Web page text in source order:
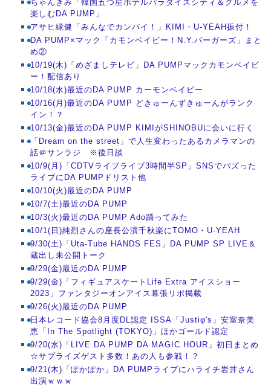
ちゃんきみ「韓国五つ星ホテルパラダイスシティ＆グルメを
楽しむDA PUMP」
アサヒ緑健「みんなでカンパイ！」KIMI・U-YEAH振付！
DA PUMP×マック「カモンベイビー！N.Y.バーガーズ」まと
め②
10/19(木)「めざましテレビ」DA PUMPマックカモンベイビ
ー！配信あり
10/18(水)最近のDA PUMP カーモンベイビー
10/16(月)最近のDA PUMP どきゅーんずきゅーんがランク
イン！？
10/13(金)最近のDA PUMP KIMIがSHINOBUに会いに行く
「Dream on the street」で人生変わったあるカメラマンの
話＠サンラジ ※後日談
10/9(月)「CDTVライブライブ3時間半SP」SNSでバズった
ライブにDA PUMPドリスト他
10/10(火)最近のDA PUMP
10/7(土)最近のDA PUMP
10/3(火)最近のDA PUMP Ado踊ってみた
10/1(日)純烈さんの座長公演千秋楽にTOMO・U-YEAH
9/30(土)「Uta-Tube HANDS FES」DA PUMP SP LIVE＆
蔵出し未公開トーク
9/29(金)最近のDA PUMP
9/29(金)「フィギュアスケートLife Extra アイスショー
2023」ファンタジーオンアイス幕張リポ掲載
9/26(火)最近のDA PUMP
日本レコード協会8月度DL認定 ISSA「Justiφ's」安室奈美
恵「In The Spotlight (TOKYO)」ほかゴールド認定
9/20(水)「LIVE DA PUMP DA MAGIC HOUR」初日まとめ
☆サプライズゲスト多数！あの人も参戦！？
9/21(木)「ぽかぽか」DA PUMPライブにハライチ岩井さん
出演ｗｗｗ